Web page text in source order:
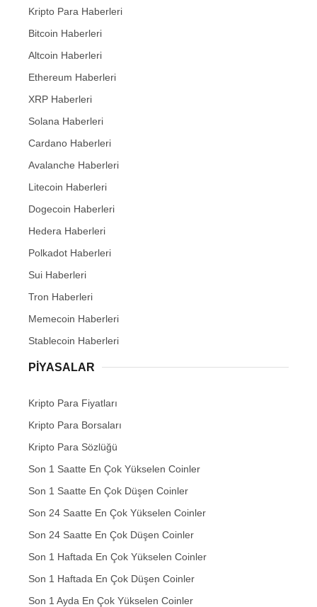
Kripto Para Haberleri
Bitcoin Haberleri
Altcoin Haberleri
Ethereum Haberleri
XRP Haberleri
Solana Haberleri
Cardano Haberleri
Avalanche Haberleri
Litecoin Haberleri
Dogecoin Haberleri
Hedera Haberleri
Polkadot Haberleri
Sui Haberleri
Tron Haberleri
Memecoin Haberleri
Stablecoin Haberleri
PIYASALAR
Kripto Para Fiyatları
Kripto Para Borsaları
Kripto Para Sözlüğü
Son 1 Saatte En Çok Yükselen Coinler
Son 1 Saatte En Çok Düşen Coinler
Son 24 Saatte En Çok Yükselen Coinler
Son 24 Saatte En Çok Düşen Coinler
Son 1 Haftada En Çok Yükselen Coinler
Son 1 Haftada En Çok Düşen Coinler
Son 1 Ayda En Çok Yükselen Coinler